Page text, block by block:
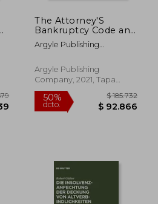
The Attorney'S
Bankruptcy Code and
Rules Book (2021) (en
Inglés)
Argyle Publishing
Argyle Publishing
Company, 2021, Tapa
Blanda, Nuevo